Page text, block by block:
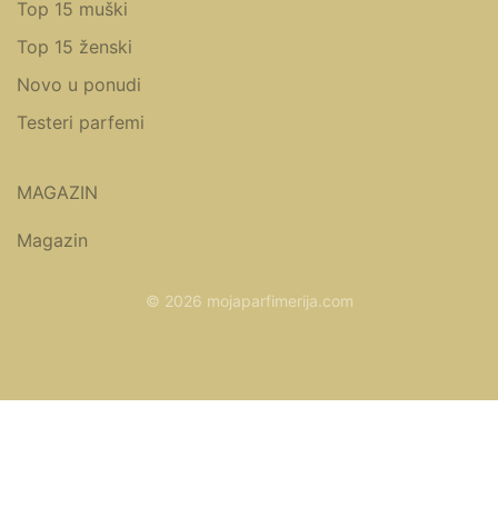
Top 15 muški
Top 15 ženski
Novo u ponudi
Testeri parfemi
MAGAZIN
Magazin
© 2026 mojaparfimerija.com